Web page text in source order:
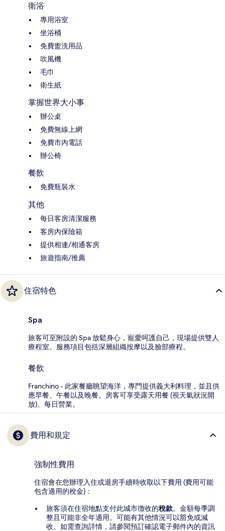
衛浴
專用浴室
坐浴桶
免費盥洗用品
吹風機
毛巾
衛生紙
掌握世界大小事
辦公桌
免費無線上網
免費市內電話
辦公椅
餐飲
免費瓶裝水
其他
每日客房清潔服務
客房內保險箱
提供相連/相通客房
旅遊指南/推薦
住宿特色
Spa
旅客可至附設的 Spa 放鬆身心，寵愛呵護自己，現場提供雙人
療程室。服務項目包括深層組織按摩以及臉部療程。
餐飲
Franchino - 此家餐廳眺望海洋，專門提供義大利料理，並且供
應早餐、午餐以及晚餐。房客可享受露天用餐 (視天氣狀況開
放)。每日營業。
費用和規定
強制性費用
住宿會在您辦理入住或退房手續時收取以下費用 (費用可能
包含適用的稅金)：
旅客須在住宿地點支付此城市徴收的稅款。金額每季調
整且可能非全年適用。可能有其他情況可以豁免或減
收。如需查詢詳情，請參閱預訂確認電子郵件內的資訊